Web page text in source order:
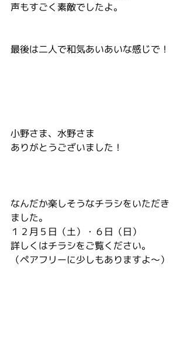
声もすごく素敵でしたよ。
最後は二人で和気あいあいな感じで！
小野さま、水野さま
ありがとうございました！
なんだか楽しそうなチラシをいただき
ました。
１２月５日（土）・６日（日）
詳しくはチラシをご覧ください。
（ペアフリーに少しもありますよ～）